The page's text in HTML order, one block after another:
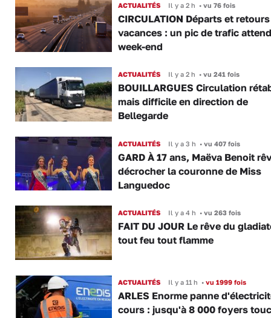
ACTUALITÉS Il y a 2 h •vu 76 fois
CIRCULATION Départs et
vacances : un pic de trafic
week-end
ACTUALITÉS Il y a 2 h •vu 241 fois
BOUILLARGUES Circulation
mais difficile en direction de
Bellegarde
ACTUALITÉS Il y a 3 h •vu 407 fois
GARD À 17 ans, Maëva Benoit
décrocher la couronne de Miss
Languedoc
ACTUALITÉS Il y a 4 h •vu 263 fois
FAIT DU JOUR Le rêve du
tout feu tout flamme
ACTUALITÉS Il y a 11 h •vu 1999 fois
ARLES Enorme panne
cours : jusqu'à 8 000 foyers